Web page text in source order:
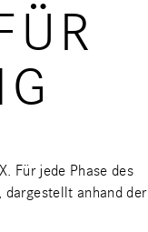
Für jede Phase des
dargestellt anhand der